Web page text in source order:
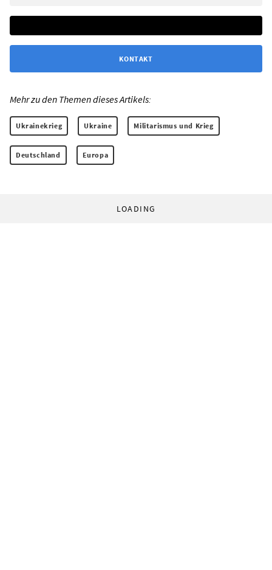
KONTAKT
Mehr zu den Themen dieses Artikels:
Ukrainekrieg Ukraine Militarismus und Krieg
Deutschland Europa
LOADING